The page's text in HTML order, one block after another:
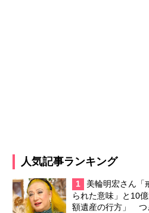
人気記事ランキング
1
美輪明宏さん「
られた意味」と10
額遺産の行方」 つ